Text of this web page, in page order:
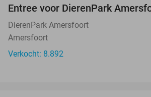
Entree voor DierenPark
DierenPark Amersfoort
Amersfoort
Verkocht: 8.892